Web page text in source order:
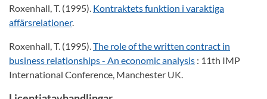
Roxenhall, T. (1995). Kontraktets funktion i varaktiga
affärsrelationer.
Roxenhall, T. (1995).The role of the written contract in
business relationships - An economic analysis : 11th IMP
International Conference, Manchester UK.